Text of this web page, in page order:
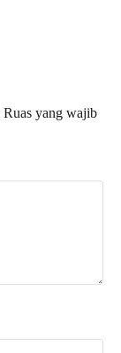
Ruas yang wajib